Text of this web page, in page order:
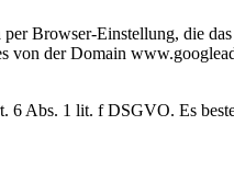
Browser-Einstellung, die
von der Domain
6 Abs. 1 lit. f DSGVO. Es